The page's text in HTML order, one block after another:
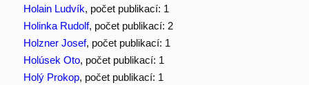
Holain Ludvík, počet publikací: 1
Holinka Rudolf, počet publikací: 2
Holzner Josef, počet publikací: 1
Holúsek Oto, počet publikací: 1
Holý Prokop, počet publikací: 1